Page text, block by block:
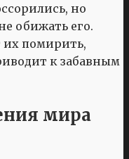
но
обижать его.
их помирить,
к забавным
мира